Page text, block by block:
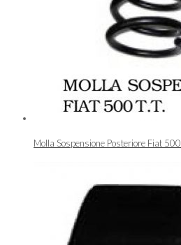
Molla Sospensione Posteriore Fiat 500